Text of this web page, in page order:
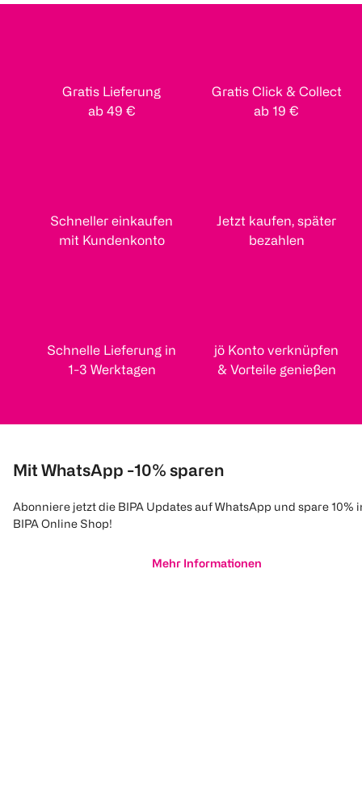
Gratis Lieferung
ab 49 €
Gratis Click & Collect
ab 19 €
Schneller einkaufen
mit Kundenkonto
Jetzt kaufen, später
bezahlen
Schnelle Lieferung in
1-3 Werktagen
jö Konto verknüpfen
& Vorteile genießen
Mit WhatsApp -10% sparen
Abonniere jetzt die BIPA Updates auf WhatsApp und spare 10%
BIPA Online Shop!
Mehr Informationen